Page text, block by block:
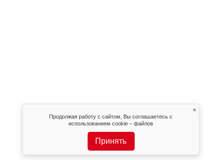
Продолжая работу с сайтом, Вы соглашаетесь с
использованием cookie – файлов
Принять
×